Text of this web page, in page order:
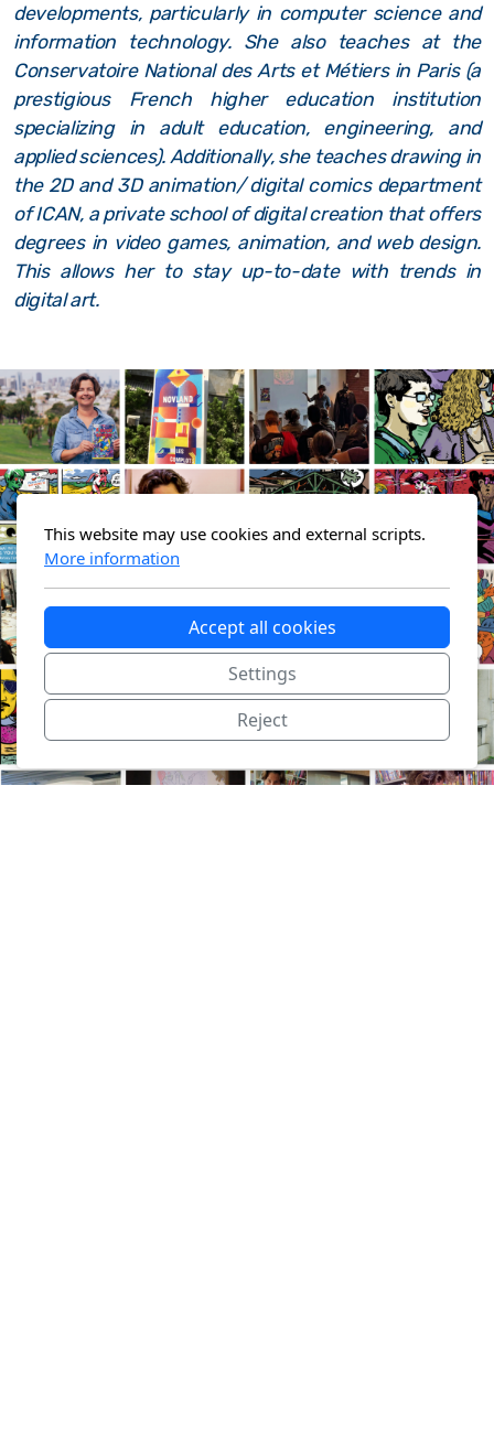
developments, particularly in computer science and
information technology. She also teaches at the
Conservatoire National des Arts et Métiers in Paris (a
prestigious French higher education institution
specializing in adult education, engineering, and
applied sciences). Additionally, she teaches drawing in
the 2D and 3D animation/ digital comics department
of ICAN, a private school of digital creation that offers
degrees in video games, animation, and web design.
This allows her to stay up-to-date with trends in
digital art.
This website may use cookies and external scripts.
More information
Accept all cookies
Settings
Reject